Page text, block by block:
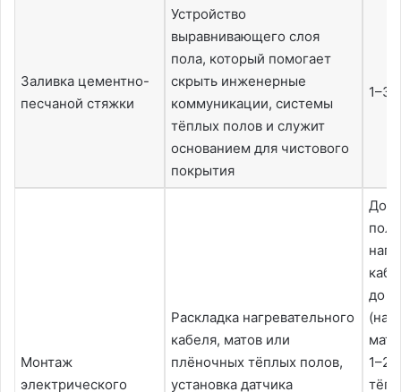
Заливка цементно-
песчаной стяжки
Устройство
выравнивающего слоя
пола, который помогает
скрыть инженерные
коммуникации, системы
тёплых полов и служит
основанием для чистового
покрытия
1–3
Монтаж
электрического
Раскладка нагревательного
кабеля, матов или
плёночных тёплых полов,
установка датчика
До
пол
до
1–2